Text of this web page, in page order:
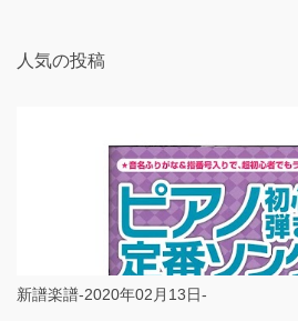
人気の投稿
新譜楽譜-2020年02月13日-